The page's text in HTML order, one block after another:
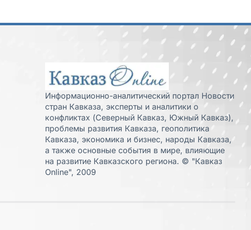
Информационно-аналитический портал Новости
стран Кавказа, эксперты и аналитики о
конфликтах (Северный Кавказ, Южный Кавказ),
проблемы развития Кавказа, геополитика
Кавказа, экономика и бизнес, народы Кавказа,
а также основные события в мире, влияющие
на развитие Кавказского региона. © "Кавказ
Online", 2009